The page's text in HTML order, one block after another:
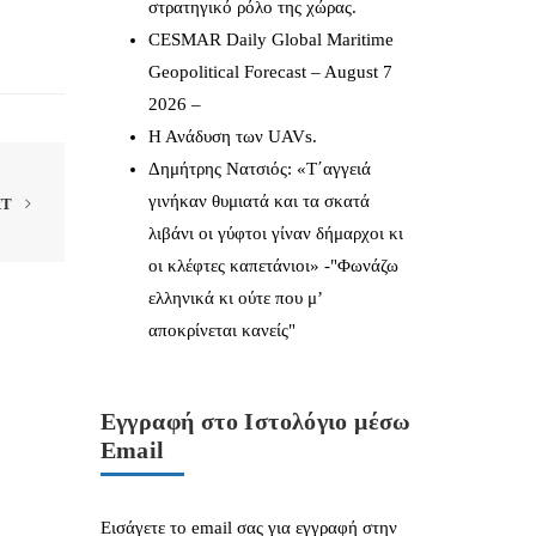
στρατηγικό ρόλο της χώρας.
CESMAR Daily Global Maritime
Geopolitical Forecast – August 7
2026 –
Η Ανάδυση των UAVs.
Δημήτρης Νατσιός: «Τ΄αγγειά
γινήκαν θυμιατά και τα σκατά
λιβάνι οι γύφτοι γίναν δήμαρχοι κι
οι κλέφτες καπετάνιοι» -"Φωνάζω
ελληνικά κι ούτε που μ’
αποκρίνεται κανείς"
Εγγραφή στο Ιστολόγιο μέσω
Email
Εισάγετε το email σας για εγγραφή στην